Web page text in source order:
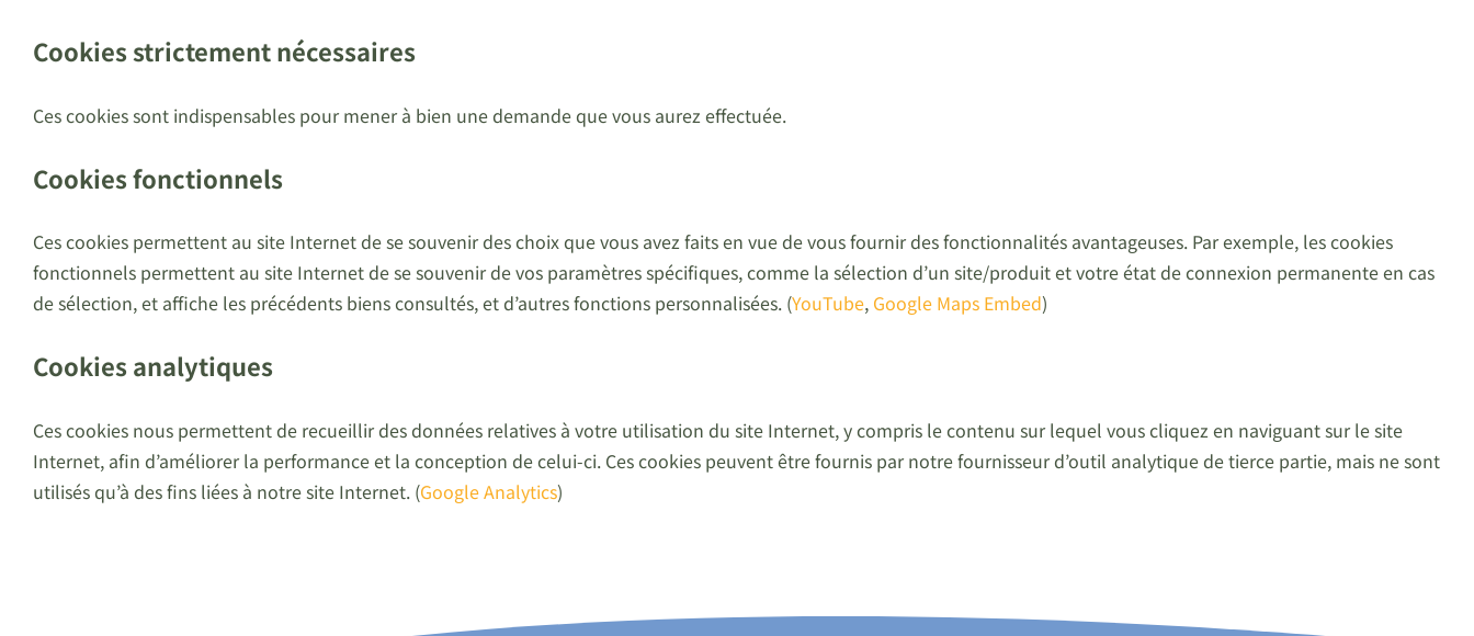
Cookies strictement nécessaires
Ces cookies sont indispensables pour mener à bien une demande que vous aurez effectuée.
Cookies fonctionnels
Ces cookies permettent au site Internet de se souvenir des choix que vous avez faits en vue de vous fournir des fonctionnalités avantageuses. Par exemple, les cookies
fonctionnels permettent au site Internet de se souvenir de vos paramètres spécifiques, comme la sélection d’un site/produit et votre état de connexion permanente en cas
de sélection, et affiche les précédents biens consultés, et d’autres fonctions personnalisées. (YouTube, Google Maps Embed)
Cookies analytiques
Ces cookies nous permettent de recueillir des données relatives à votre utilisation du site Internet, y compris le contenu sur lequel vous cliquez en naviguant sur le site
Internet, afin d’améliorer la performance et la conception de celui-ci. Ces cookies peuvent être fournis par notre fournisseur d’outil analytique de tierce partie, mais ne sont
utilisés qu’à des fins liées à notre site Internet. (Google Analytics)